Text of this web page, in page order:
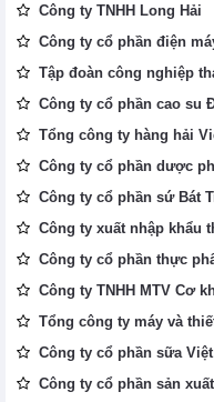
Công ty TNHH Long Hải
Công ty cổ phần điện
Tập đoàn công nghiệp
Công ty cổ phần cao su
Tổng công ty hàng hải
Công ty cổ phần dược
Công ty cổ phần sứ Bát
Công ty xuất nhập khẩu
Công ty cổ phần thực
Công ty TNHH MTV Cơ
Tổng công ty máy và
Công ty cổ phần sữa Việt
Công ty cổ phần sản